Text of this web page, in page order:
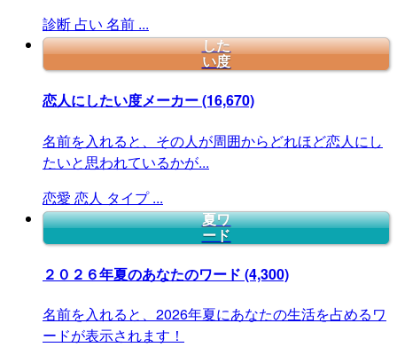
診断 占い 名前 ...
した
い度
恋人にしたい度メーカー(16,670)
名前を入れると、その人が周囲からどれほど恋人にし
たいと思われているかが...
恋愛 恋人 タイプ ...
夏ワ
ード
２０２６年夏のあなたのワード (4,300)
名前を入れると、2026年夏にあなたの生活を占めるワ
ードが表示されます！